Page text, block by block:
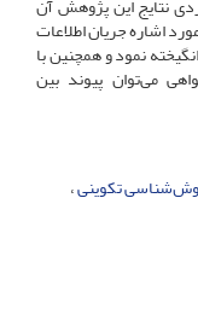
نتایج این پژوهش آن
اشاره جریان اطلاعات
نمود و همچنین با
می‌توان پیوند بین
تکوینی